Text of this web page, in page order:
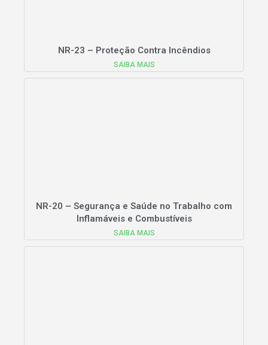
NR-23 – Proteção Contra Incêndios
SAIBA MAIS
NR-20 – Segurança e Saúde no Trabalho com
Inflamáveis e Combustíveis
SAIBA MAIS